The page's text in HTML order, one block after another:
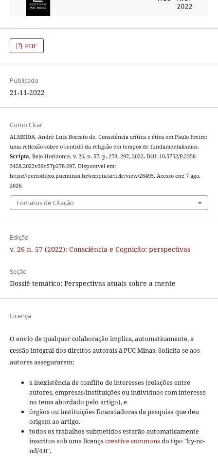
PDF
Publicado
21-11-2022
Como Citar
ALMEIDA, André Luiz Boccato de. Consciência crítica e ética em Paulo Freire:
uma reflexão sobre o sentido da religião em tempos de fundamentalismos.
Scripta, Belo Horizonte, v. 26, n. 57, p. 278–297, 2022. DOI: 10.5752/P.2358-
3428.2022v26n57p278-297. Disponível em:
https://periodicos.pucminas.br/scripta/article/view/28495. Acesso em: 7 ago.
2026.
Fomatos de Citação
Edição
v. 26 n. 57 (2022): Consciência e Cognição: perspectivas
Seção
Dossiê temático: Perspectivas atuais sobre a mente
Licença
O envio de qualquer colaboração implica, automaticamente, a
cessão integral dos direitos autorais à PUC Minas. Solicita-se aos
autores assegurarem:
a inexistência de conflito de interesses (relações entre
autores, empresas/instituições ou indivíduos com interesse
no tema abordado pelo artigo), e
órgãos ou instituições financiadoras da pesquisa que deu
origem ao artigo.
todos os trabalhos submetidos estarão automaticamente
inscritos sob uma licençacreative commonsdo tipo "by-nc-
nd/4.0".